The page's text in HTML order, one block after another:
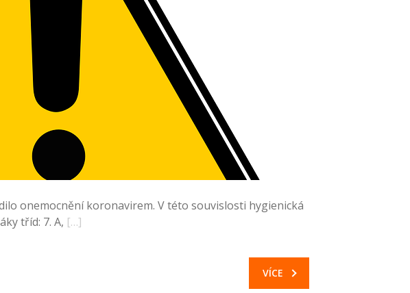
onemocnění koronavirem. V této souvislosti hygienická
tříd: 7. A, […]
VÍCE